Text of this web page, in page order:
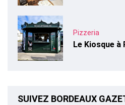
Pizzeria
Le Kiosque à
SUIVEZ BORDEAUX